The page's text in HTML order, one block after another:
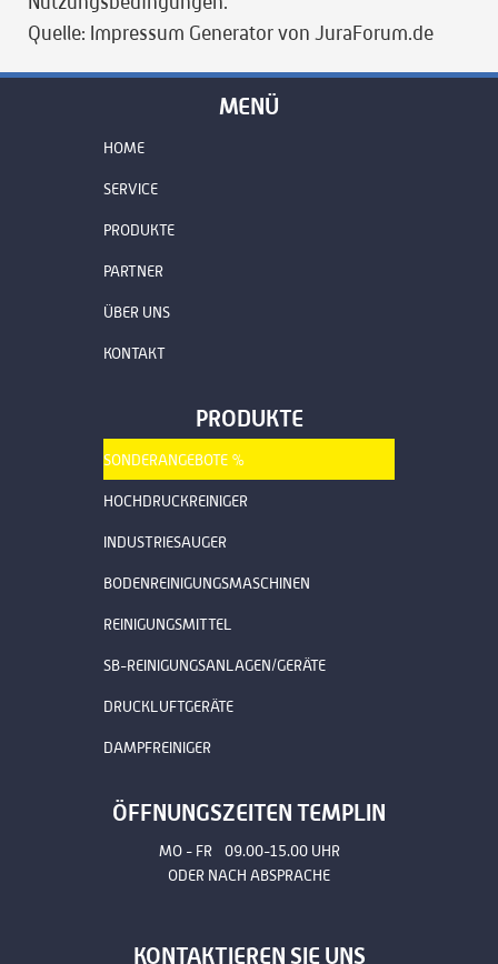
Quelle: Impressum Generator von JuraForum.de
MENÜ
HOME
SERVICE
PRODUKTE
PARTNER
ÜBER UNS
KONTAKT
PRODUKTE
SONDERANGEBOTE %
HOCHDRUCKREINIGER
INDUSTRIESAUGER
BODENREINIGUNGSMASCHINEN
REINIGUNGSMITTEL
SB-REINIGUNGSANLAGEN/GERÄTE
DRUCKLUFTGERÄTE
DAMPFREINIGER
ÖFFNUNGSZEITEN TEMPLIN
MO - FR 09.00-15.00 UHR
ODER NACH ABSPRACHE
KONTAKTIEREN SIE UNS